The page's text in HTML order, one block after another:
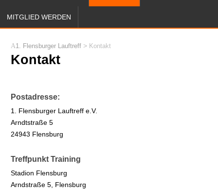
MITGLIED WERDEN
1. Flensburger Lauftreff > Kontakt
Kontakt
Postadresse:
1. Flensburger Lauftreff e.V.
Arndtstraße 5
24943 Flensburg
Treffpunkt Training
Stadion Flensburg
Arndstraße 5, Flensburg